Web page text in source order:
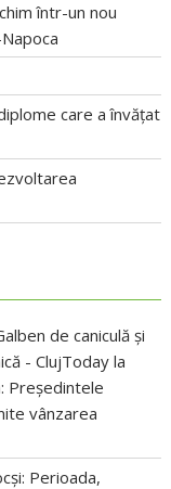
într-un nou
care a învățat
de caniculă și
- ClujToday la
Președintele
vânzarea
Perioada,